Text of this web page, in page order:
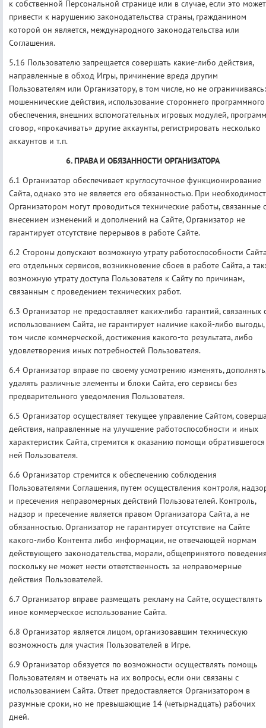
к собственной Персональной странице или в случае, если это может
привести к нарушению законодательства страны, гражданином
которой он является, международного законодательства или
Соглашения.
5.16 Пользователю запрещается совершать какие-либо действия,
направленные в обход Игры, причинение вреда другим
Пользователям или Организатору, в том числе, но не ограничиваясь:
мошеннические действия, использование стороннего программного
обеспечения, внешних вспомогательных игровых модулей,
сговор, «прокачивать» другие аккаунты, регистрировать несколько
аккаунтов и т.п.
6. ПРАВА И ОБЯЗАННОСТИ ОРГАНИЗАТОРА
6.1 Организатор обеспечивает круглосуточное функционирование
Сайта, однако это не является его обязанностью. При
Организатором могут проводиться технические работы, связанные с
внесением изменений и дополнений на Сайте, Организатор не
гарантирует отсутствие перерывов в работе Сайте.
6.2 Стороны допускают возможную утрату работоспособности
его отдельных сервисов, возникновение сбоев в работе Сайта, а
возможную утрату доступа Пользователя к Сайту по причинам,
связанным с проведением технических работ.
6.3 Организатор не предоставляет каких-либо гарантий, связанных
использованием Сайта, не гарантирует наличие какой-либо выгоды,
том числе коммерческой, достижения какого-то результата, либо
удовлетворения иных потребностей Пользователя.
6.4 Организатор вправе по своему усмотрению изменять, дополнять,
удалять различные элементы и блоки Сайта, его сервисы без
предварительного уведомления Пользователя.
6.5 Организатор осуществляет текущее управление Сайтом,
действия, направленные на улучшение работоспособности и иных
характеристик Сайта, стремится к оказанию помощи
ней Пользователя.
6.6 Организатор стремится к обеспечению соблюдения
Пользователями Соглашения, путем осуществления контроля,
и пресечения неправомерных действий Пользователей. Контроль,
надзор и пресечение является правом Организатора Сайта, а не
обязанностью. Организатор не гарантирует отсутствие на Сайте
какого-либо Контента либо информации, не отвечающей нормам
действующего законодательства, морали, общепринятого
поскольку не может нести ответственность за неправомерные
действия Пользователей.
6.7 Организатор вправе размещать рекламу на Сайте, осуществлять
иное коммерческое использование Сайта.
6.8 Организатор является лицом, организовавшим техническую
возможность для участия Пользователей в Игре.
6.9 Организатор обязуется по возможности осуществлять помощь
Пользователям и отвечать на их вопросы, если они связаны с
использованием Сайта. Ответ предоставляется Организатором в
разумные сроки, но не превышающие 14 (четырнадцать) рабочих
дней.